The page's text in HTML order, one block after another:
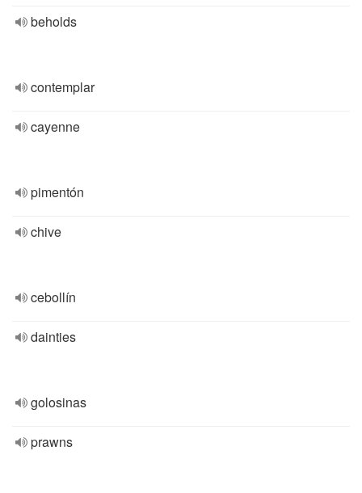
beholds
contemplar
cayenne
pimentón
chive
cebollín
dainties
golosinas
prawns